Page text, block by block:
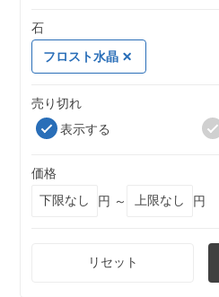
石
フロスト水晶
売り切れ
表示する
価格
円 ～
円
リセット